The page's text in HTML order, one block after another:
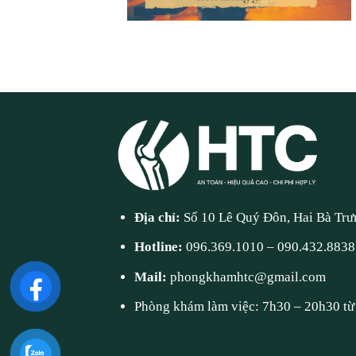
Địa chỉ: Số 10 Lê Quý Đôn, Hai Bà
Hotline:096.369.1010 –090.432.8838
Mail:phongkhamhtc@gmail.com
Phòng khám làm việc: 7h30 – 20h30